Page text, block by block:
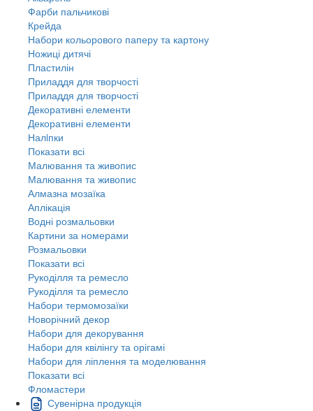
Фарби пальчикові
Крейда
Набори кольорового паперу та картону
Ножиці дитячі
Пластилін
Приладдя для творчості
Приладдя для творчості
Декоративні елементи
Декоративні елементи
Налiпки
Показати всі
Малювання та живопис
Малювання та живопис
Алмазна мозаїка
Аплікація
Водні розмальовки
Картини за номерами
Розмальовки
Показати всі
Рукоділля та ремесло
Рукоділля та ремесло
Набори термомозаїки
Новорічний декор
Набори для декорування
Набори для квілінгу та орігамі
Набори для ліплення та моделювання
Показати всі
Фломастери
Сувенірна продукція